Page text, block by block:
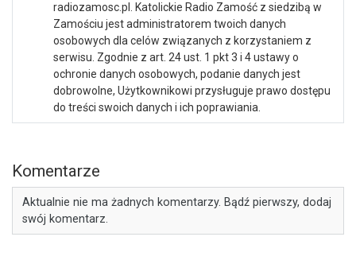
radiozamosc.pl. Katolickie Radio Zamość z siedzibą w
Zamościu jest administratorem twoich danych
osobowych dla celów związanych z korzystaniem z
serwisu. Zgodnie z art. 24 ust. 1 pkt 3 i 4 ustawy o
ochronie danych osobowych, podanie danych jest
dobrowolne, Użytkownikowi przysługuje prawo dostępu
do treści swoich danych i ich poprawiania.
Komentarze
Aktualnie nie ma żadnych komentarzy. Bądź pierwszy, dodaj
swój komentarz.